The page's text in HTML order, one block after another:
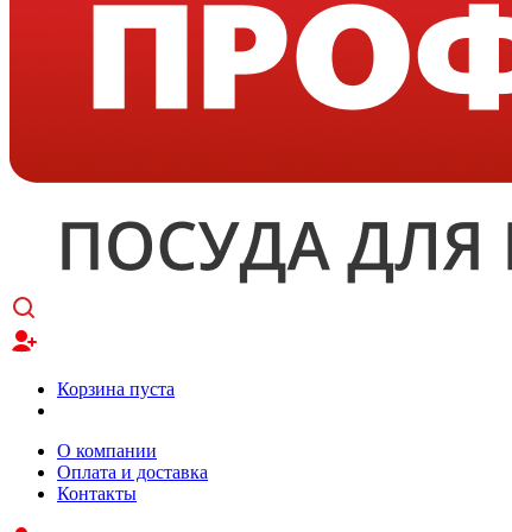
Корзина пуста
О компании
Оплата и доставка
Контакты